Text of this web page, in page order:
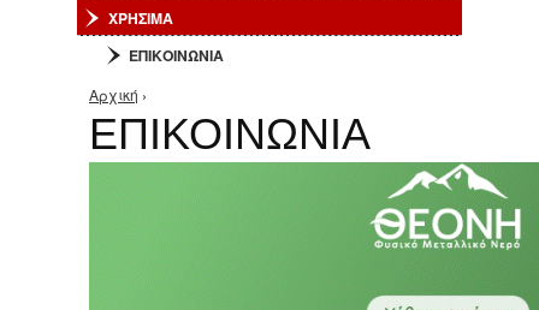
ΧΡΗΣΙΜΑ
ΕΠΙΚΟΙΝΩΝΙΑ
Είστε εδώ
Αρχική ›
ΕΠΙΚΟΙΝΩΝΙΑ